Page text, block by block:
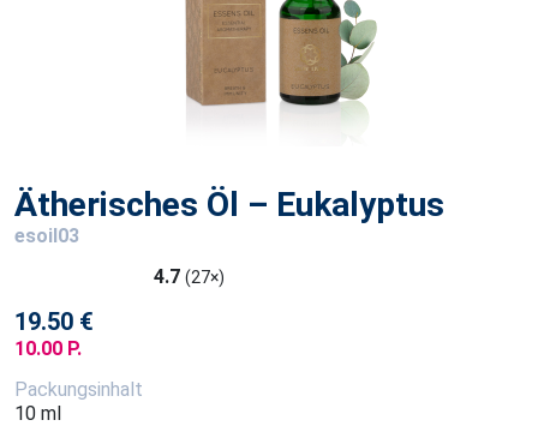
Ätherisches Öl – Eukalyptus
esoil03
4.7 (27×)
19.50 €
10.00 P.
Packungsinhalt
10 ml